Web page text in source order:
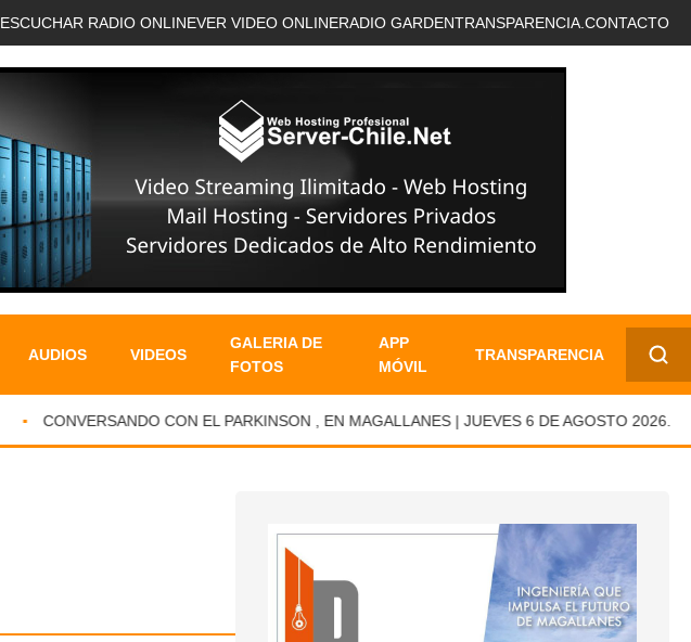
ESCUCHAR RADIO ONLINEVER VIDEO ONLINERADIO GARDENTRANSPARENCIA. CONTACTO
AUDIOS VIDEOS
GALERIA DE
FOTOS
APP
MÓVIL
TRANSPARENCIA
✕
CONVERSANDO CON EL PARKINSON , EN MAGALLANES | JUEVES 6 DE AGOSTO 2026.